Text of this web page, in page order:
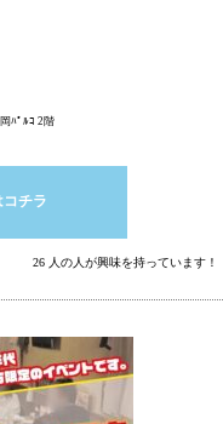
ﾊﾟﾙｺ 2階
チラ
26 人の人が興味を持っています！